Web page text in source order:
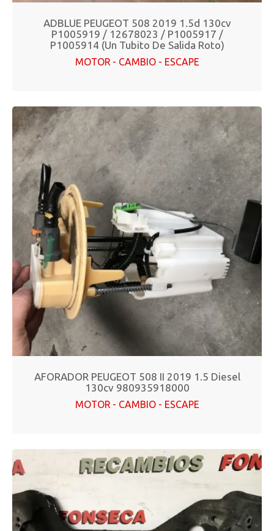
ADBLUE PEUGEOT 508 2019 1.5d 130cv
P1005919 / 12678023 / P1005917 /
P1005914 (un Tubito De Salida Roto)
MOTOR - CAMBIO - ESCAPE
AFORADOR PEUGEOT 508 II 2019 1.5 Diesel
130cv 980935918000
MOTOR - CAMBIO - ESCAPE